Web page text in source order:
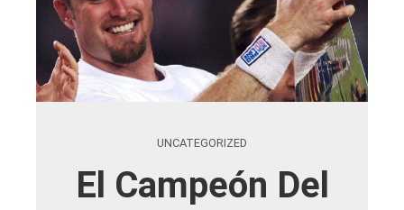
UNCATEGORIZED
El Campeón Del